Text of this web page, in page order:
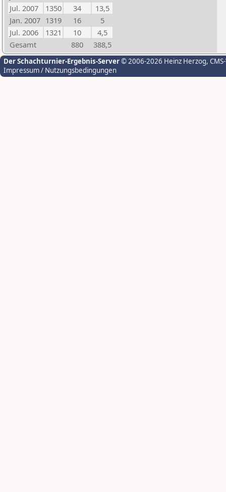
Jul. 2007
1350 34
13,5
Jan. 2007 1319 16
5
Jul. 2006
1321 10
4,5
Gesamt
880 388,5
Der Schachturnier-Ergebnis-Server© 2006-2026 Heinz Herzog,
Impressum / Nutzungsbedingungen